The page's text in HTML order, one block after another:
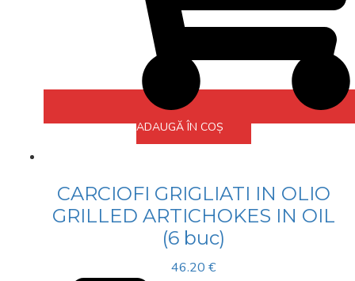
ADAUGĂ ÎN COȘ
CARCIOFI GRIGLIATI IN OLIO
GRILLED ARTICHOKES IN OIL
(6 buc)
46.20 €